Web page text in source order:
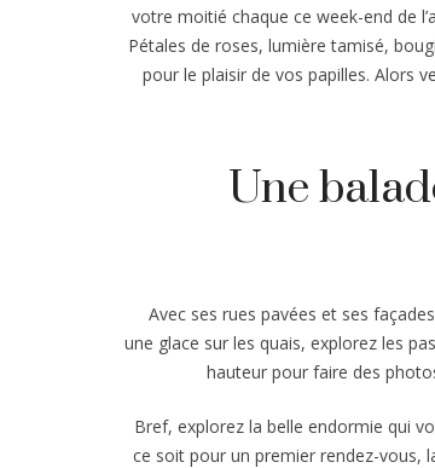
votre moitié chaque ce week-end de
Pétales de roses, lumière tamisé,
pour le plaisir de vos papilles. Alors
Une
Avec ses rues pavées et ses
une glace sur les quais, explorez les
hauteur pour faire des
Bref, explorez la belle endormie qui
ce soit pour un premier rendez-vous,